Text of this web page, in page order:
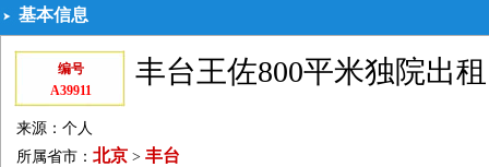
基本信息
编号
A39911
丰台王佐800平米独院出租
来源：个人
所属省市： 北京 > 丰台